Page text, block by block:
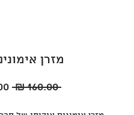
מזרן
‏160.00 ‏₪